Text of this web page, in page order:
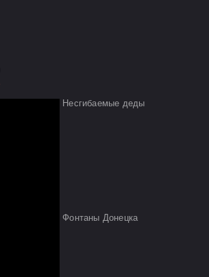
Несгибаемые деды
Фонтаны Донецка